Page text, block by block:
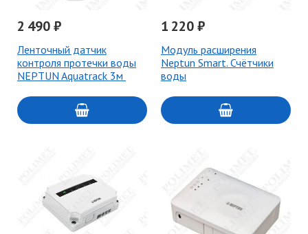
2 490 ₽
Ленточный датчик
контроля протечки воды
NEPTUN Aquatrack 3м
1 220 ₽
Модуль расширения
Neptun Smart. Счётчики
воды